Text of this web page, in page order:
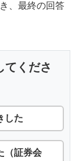
、最終の回答
てくださ
した
（証券会